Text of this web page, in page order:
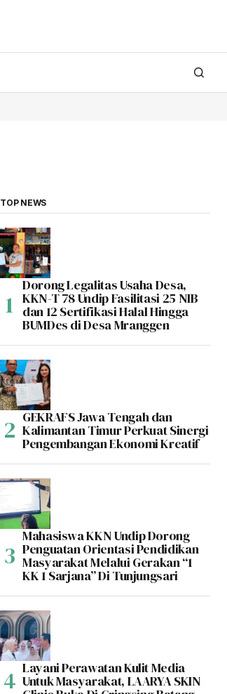
TOP NEWS
Dorong Legalitas Usaha Desa,
KKN-T 78 Undip Fasilitasi 25 NIB
dan 12 Sertifikasi Halal Hingga
BUMDes di Desa Mranggen
GEKRAFS Jawa Tengah dan
Kalimantan Timur Perkuat Sinergi
Pengembangan Ekonomi Kreatif
Mahasiswa KKN Undip Dorong
Penguatan Orientasi Pendidikan
Masyarakat Melalui Gerakan “1
KK 1 Sarjana” Di Tunjungsari
Layani Perawatan Kulit Media
Untuk Masyarakat, LAARYA SKIN